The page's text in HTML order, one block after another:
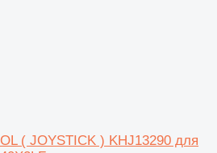
( JOYSTICK ) KHJ13290 для